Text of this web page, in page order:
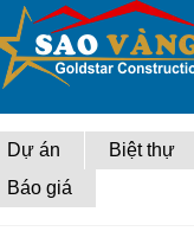
Dự án Biệt thự
Báo giá